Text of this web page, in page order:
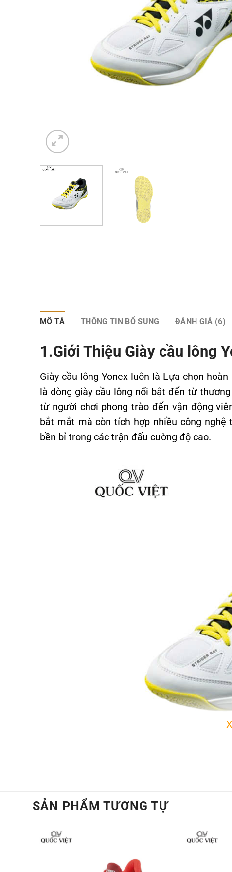
MÔ TẢ THÔNG TIN BỔ SUNG ĐÁNH GIÁ (6)
1.Giới Thiệu Giày cầu lông
Giày cầu lông Yonex luôn là Lựa chọn
là dòng giày cầu lông nổi bật đến từ
từ người chơi phong trào đến vận động
bắt mắt mà còn tích hợp nhiều công
bền bỉ trong các trận đấu cường độ cao.
ôm chân tối ưu mà vẫn đảm bảo sự dễ
SẢN PHẨM TƯƠNG TỰ